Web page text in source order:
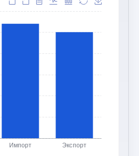
Импорт Экспорт